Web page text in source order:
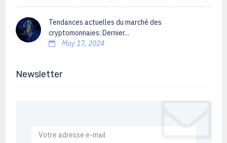
Tendances actuelles du marché des
cryptomonnaies: Dernier...
May 17, 2024
Newsletter